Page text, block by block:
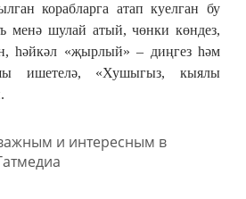
корабларга атап куелган бу
менә шулай атый, чөнки көндез,
һәйкәл «җырлый» – диңгез һәм
ишетелә, «Хушыгыз, кыялы
и интересным в